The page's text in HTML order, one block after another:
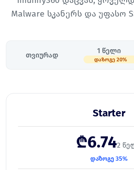
Malware სკანერს და უფასო
თვიურად
1 წელი
დაზოგე 20%
Starter
₾6.742
დაზოგე 35%